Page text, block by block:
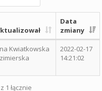
Data
zmiany
Kwiatkowska
2022-02-17
14:21:02
1 łącznie